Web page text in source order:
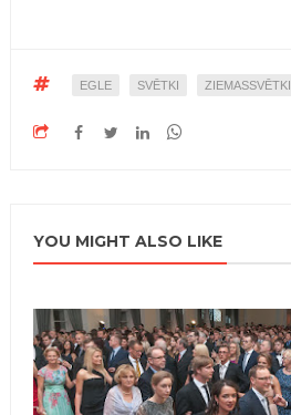
EGLE SVĒTKI ZIEMASSVĒTKI
YOU MIGHT ALSO LIKE